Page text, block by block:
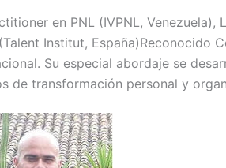
en PNL (IVPNL,
Institut, España)Reconocido
Su especial abordaje se
de transformación personal y